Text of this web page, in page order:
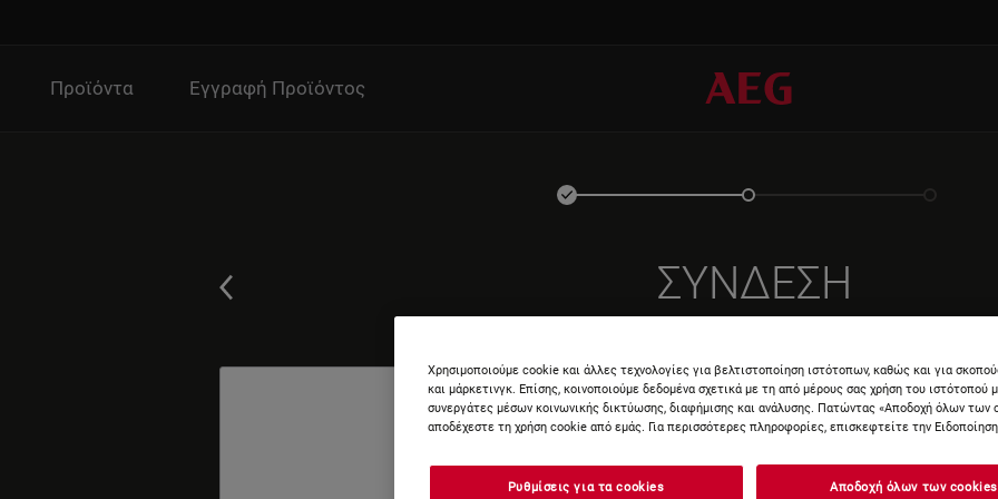
Προϊόντα Εγγραφή Προϊόντος
ΣΎΝΔΕΣΗ
Χρησιμοποιούμε cookie και άλλες τεχνολογίες για βελτιστοποίηση ιστότοπων, καθώς και για
και μάρκετινγκ. Επίσης, κοινοποιούμε δεδομένα σχετικά με τη από μέρους σας χρήση του ιστότοπού
συνεργάτες μέσων κοινωνικής δικτύωσης, διαφήμισης και ανάλυσης. Πατώντας «Αποδοχή όλων των
αποδέχεστε τη χρήση cookie από εμάς. Για περισσότερες πληροφορίες, επισκεφτείτε την
Ρυθμίσεις για τα cookies Αποδοχή όλων των cookies